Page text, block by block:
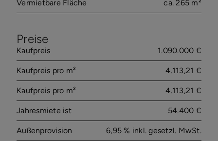
Vermietbare Fläche ca. 265 m²
Preise
Kaufpreis 1.090.000 €
Kaufpreis pro m² 4.113,21 €
Kaufpreis pro m² 4.113,21 €
Jahresmiete ist 54.400 €
Außenprovision 6,95 % inkl. gesetzl. MwSt.